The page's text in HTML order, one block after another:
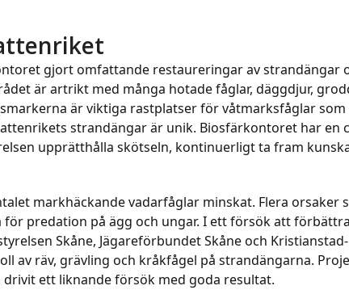
gjort omfattande restaureringar av strandängar
är artrikt med många hotade fåglar, däggdjur,
är viktiga rastplatser för våtmarksfåglar som
strandängar är unik. Biosfärkontoret har en
upprätthålla skötseln, kontinuerligt ta fram
markhäckande vadarfåglar minskat. Flera orsaker
predation på ägg och ungar. I ett försök att
Skåne, Jägareförbundet Skåne och
av räv, grävling och kråkfågel på strandängarna.
ett liknande försök med goda resultat.